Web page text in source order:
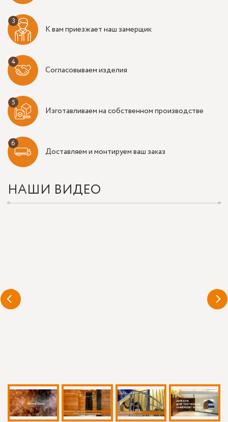
К вам приезжает наш замерщик
Согласовываем изделия
Изготавливаем на собственном производстве
Доставляем и монтируем ваш заказ
НАШИ ВИДЕО